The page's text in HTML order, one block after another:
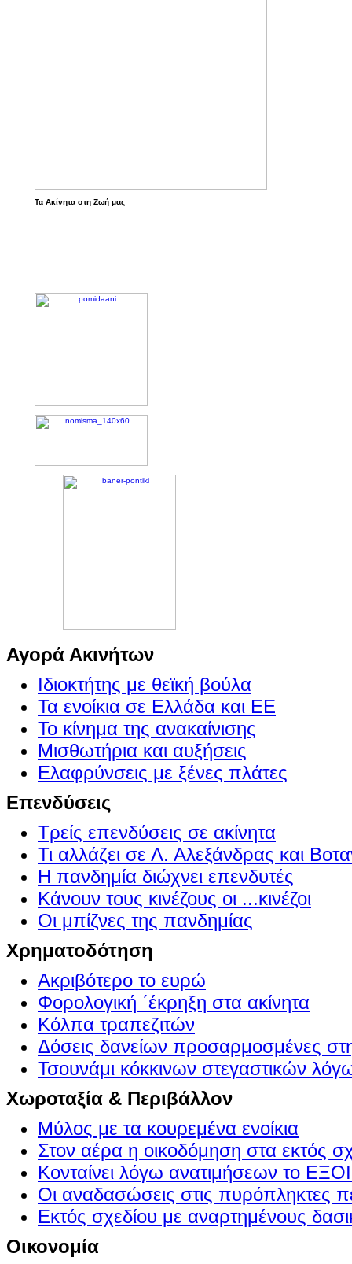
Τα Ακίνητα στη Ζωή μας
Αγορά Ακινήτων
Ιδιοκτήτης με θεϊκή βούλα
Τα ενοίκια σε Ελλάδα και ΕΕ
Το κίνημα της ανακαίνισης
Μισθωτήρια και αυξήσεις
Ελαφρύνσεις με ξένες πλάτες
Επενδύσεις
Τρείς επενδύσεις σε ακίνητα
Τι αλλάζει σε Λ. Αλεξάνδρας και
Η πανδημία διώχνει επενδυτές
Κάνουν τους κινέζους οι ...κινέζοι
Οι μπίζνες της πανδημίας
Χρηματοδότηση
Ακριβότερο το ευρώ
Φορολογική ΄έκρηξη στα ακίνητα
Κόλπα τραπεζιτών
Δόσεις δανείων προσαρμοσμένες
Τσουνάμι κόκκινων στεγαστικών
Χωροταξία & Περιβάλλον
Μύλος με τα κουρεμένα ενοίκια
Στον αέρα η οικοδόμηση στα εκτός
Κονταίνει λόγω ανατιμήσεων το
Οι αναδασώσεις στις πυρόπληκτες
Εκτός σχεδίου με αναρτημένους
Οικονομία